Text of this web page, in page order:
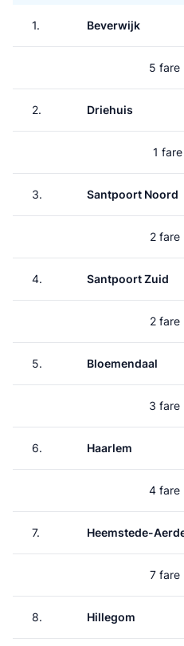
1. Beverwijk
5 fare
2. Driehuis
1
3. Santpoort Noord
2 fare
4. Santpoort Zuid
2 fare
5. Bloemendaal
3 fare
6. Haarlem
4 fare
7. Heemstede-
7 fare
8. Hillegom